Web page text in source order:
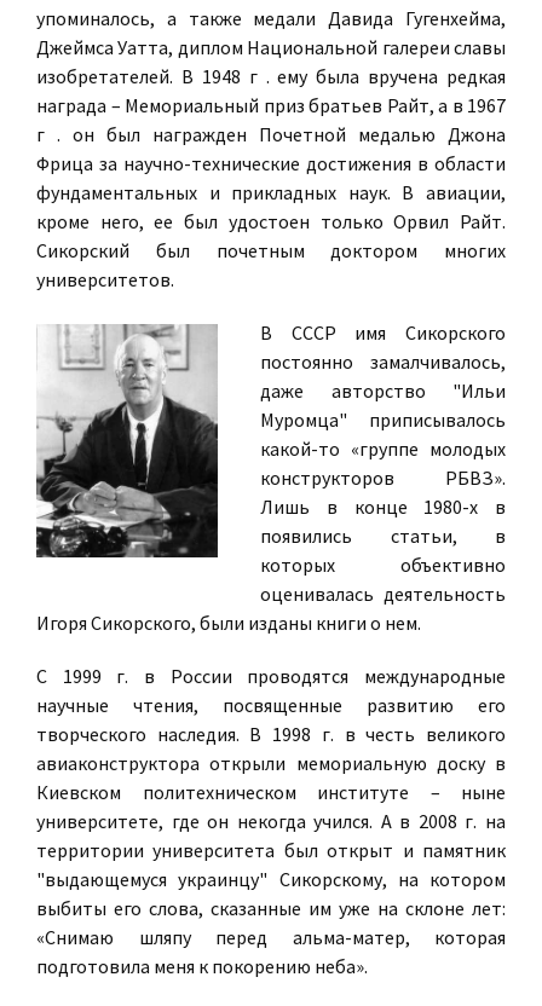
упоминалось, а также медали Давида Гугенхейма,
Джеймса Уатта, диплом Национальной галереи славы
изобретателей. В 1948 г . ему была вручена редкая
награда – Мемориальный приз братьев Райт, а в 1967
г . он был награжден Почетной медалью Джона
Фрица за научно-технические достижения в области
фундаментальных и прикладных наук. В авиации,
кроме него, ее был удостоен только Орвил Райт.
Сикорский был почетным доктором многих
университетов.
В СССР имя Сикорского
постоянно замалчивалось,
даже авторство "Ильи
Муромца" приписывалось
какой-то «группе молодых
конструкторов РБВЗ».
Лишь в конце 1980-х в
появились статьи, в
которых объективно
оценивалась деятельность
Игоря Сикорского, были изданы книги о нем.
С 1999 г. в России проводятся международные
научные чтения, посвященные развитию его
творческого наследия. В 1998 г. в честь великого
авиаконструктора открыли мемориальную доску в
Киевском политехническом институте – ныне
университете, где он некогда учился. А в 2008 г. на
территории университета был открыт и памятник
"выдающемуся украинцу" Сикорскому, на котором
выбиты его слова, сказанные им уже на склоне лет:
«Снимаю шляпу перед альма-матер, которая
подготовила меня к покорению неба».